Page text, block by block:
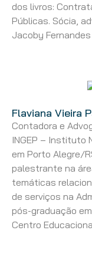
dos livros:
Públicas. Sócia,
Jacoby
Flaviana Vieira
Contadora e
INGEP – Instituto
em Porto Alegre/
palestrante na
temáticas
de serviços na
pós-graduação
Centro